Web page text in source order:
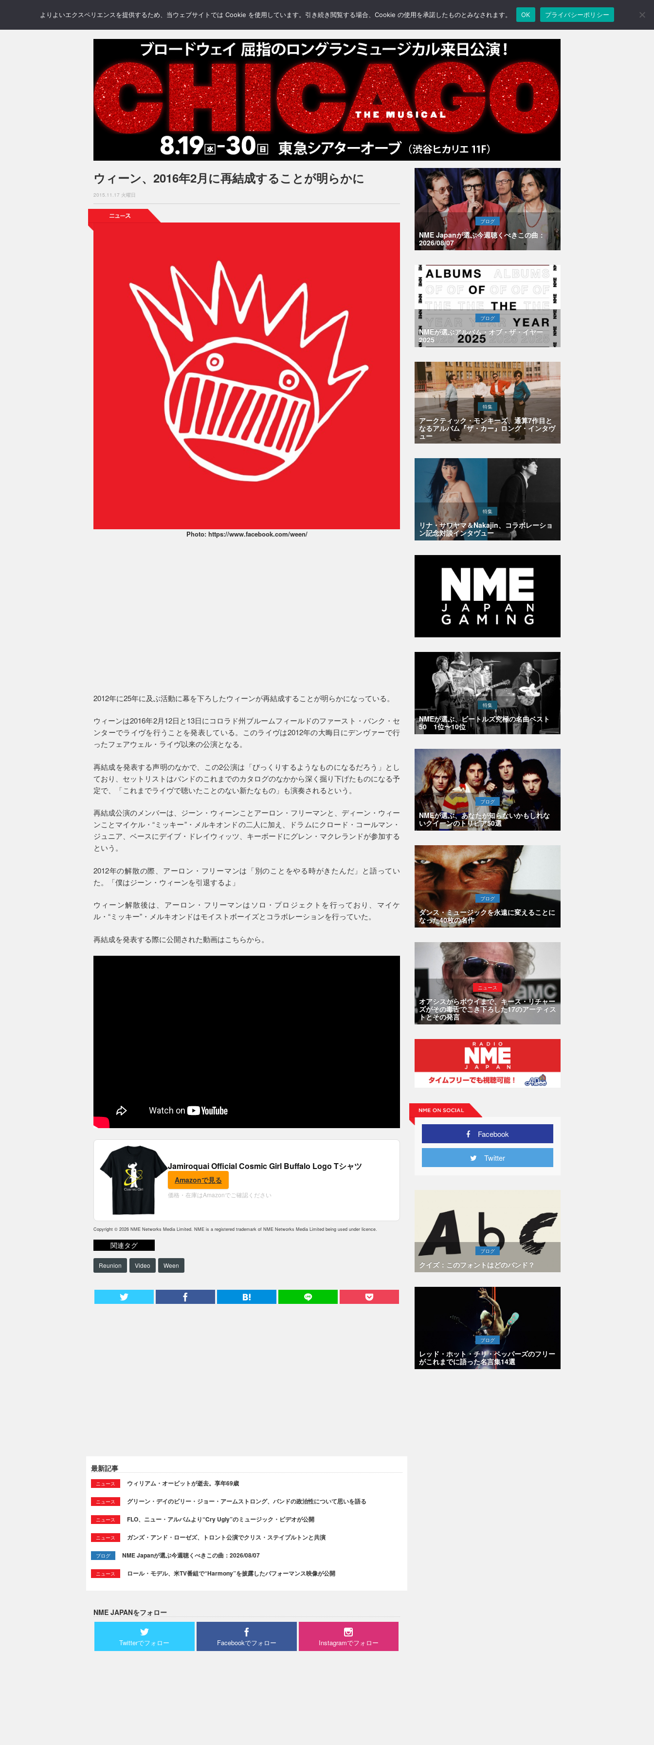
NEWS REVIEWS GALLERY BLOGS FEATURE
ウィーン、2016年2月に再結成することが明らかに
2015.11.17 火曜日
Photo: https://www.facebook.com/ween/
2012年に25年に及ぶ活動に幕を下ろしたウィーンが再結成することが明らかになっている。
ウィーンは2016年2月12日と13日にコロラド州ブルームフィールドのファースト・バンク・セ
ンターでライヴを行うことを発表している。このライヴは2012年の大晦日にデンヴァーで行
ったフェアウェル・ライヴ以来の公演となる。
再結成を発表する声明のなかで、この2公演は「びっくりするようなものになるだろう」とし
ており、セットリストはバンドのこれまでのカタログのなかから深く掘り下げたものになる予
定で、「これまでライヴで聴いたことのない新たなもの」も演奏されるという。
再結成公演のメンバーは、ジーン・ウィーンことアーロン・フリーマンと、ディーン・ウィー
ンことマイケル・“ミッキー”・メルキオンドの二人に加え、ドラムにクロード・コールマン・
ジュニア、ベースにデイブ・ドレイウィッツ、キーボードにグレン・マクレランドが参加する
という。
2012年の解散の際、アーロン・フリーマンは「別のことをやる時がきたんだ」と語ってい
た。「僕はジーン・ウィーンを引退するよ」
ウィーン解散後は、アーロン・フリーマンはソロ・プロジェクトを行っており、マイケ
ル・“ミッキー”・メルキオンドはモイストボーイズとコラボレーションを行っていた。
再結成を発表する際に公開された動画はこちらから。
Jamiroquai Official Cosmic Girl Buffalo Logo Tシャツ
Amazonで見る
価格・在庫はAmazonでご確認ください
Copyright © 2026 NME Networks Media Limited. NME is a registered trademark of NME Networks Media Limited being used under licence.
関連タグ
Reunion Video Ween
最新記事
ニュース ウィリアム・オービットが逝去。享年69歳
ニュース グリーン・デイのビリー・ジョー・アームストロング、バンドの政治性について思いを語る
ニュース FLO、ニュー・アルバムより“Cry Ugly”のミュージック・ビデオが公開
ニュース ガンズ・アンド・ローゼズ、トロント公演でクリス・ステイプルトンと共演
ブログ NME Japanが選ぶ今週聴くべきこの曲：2026/08/07
ニュース ロール・モデル、米TV番組で“Harmony”を披露したパフォーマンス映像が公開
NME JAPANをフォロー
Twitterでフォロー Facebookでフォロー Instagramでフォロー
ブログ
NME Japanが選ぶ今週聴くべきこの曲：
2026/08/07
ブログ
NMEが選ぶアルバム・オブ・ザ・イヤー
2025
特集
アークティック・モンキーズ、通算7作目と
なるアルバム『ザ・カー』ロング・インタヴ
ュー
特集
リナ・サワヤマ＆Nakajin、コラボレーショ
ン記念対談インタヴュー
特集
NMEが選ぶ、ビートルズ究極の名曲ベスト
50 1位〜10位
ブログ
NMEが選ぶ、あなたが知らないかもしれな
いクイーンのトリビア50選
ブログ
ダンス・ミュージックを永遠に変えることに
なった40枚の名作
ニュース
オアシスからボウイまで、キース・リチャー
ズがその毒舌でこき下ろした17のアーティス
トとその発言
Facebook
Twitter
ブログ
クイズ：このフォントはどのバンド？
ブログ
レッド・ホット・チリ・ペッパーズのフリー
がこれまでに語った名言集14選
よりよいエクスペリエンスを提供するため、当ウェブサイトでは Cookie を使用しています。引き続き閲覧する場合、Cookie の使用を承諾したものとみなされます。 OK プライバシーポリシー